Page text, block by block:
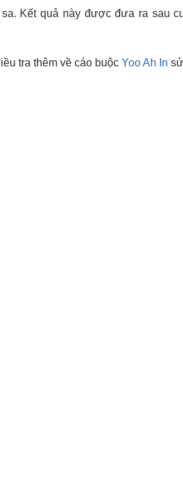
Kết quả này được đưa ra sau
tra thêm về cáo buộc Yoo Ah In